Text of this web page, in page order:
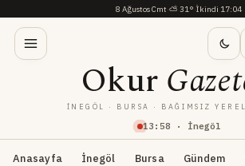
8 Ağustos Cmt·⛅ 31°·İkindi 17:04
13 : 58 · İnegöl
Okur
İNEGÖL · BURSA · BAĞIMSIZ
Anasayfa İnegöl Bursa Gündem